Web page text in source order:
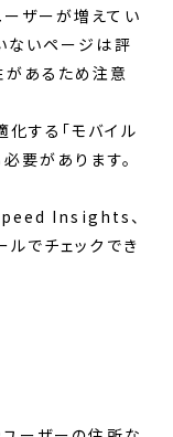
ザーが増えてい
ないページは評
があるため注意
する「モバイル
要があります。
Insights、
ルでチェックでき